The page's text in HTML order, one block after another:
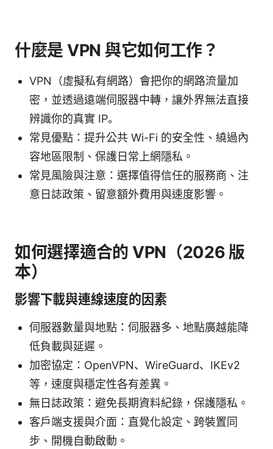
什麼是 VPN 與它如何工作？
VPN（虛擬私有網路）會把你的網路流量加
密，並透過遠端伺服器中轉，讓外界無法直接
辨識你的真實 IP。
常見優點：提升公共 Wi-Fi 的安全性、繞過內
容地區限制、保護日常上網隱私。
常見風險與注意：選擇值得信任的服務商、注
意日誌政策、留意額外費用與速度影響。
如何選擇適合的 VPN（2026 版
本）
影響下載與連線速度的因素
伺服器數量與地點：伺服器多、地點廣越能降
低負載與延遲。
加密協定：OpenVPN、WireGuard、IKEv2
等，速度與穩定性各有差異。
無日誌政策：避免長期資料紀錄，保護隱私。
客戶端支援與介面：直覺化設定、跨裝置同
步、開機自動啟動。